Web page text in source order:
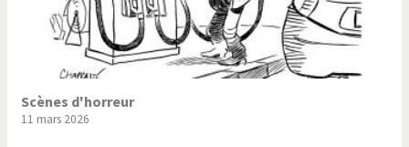
Scènes d'horreur
11 mars 2026